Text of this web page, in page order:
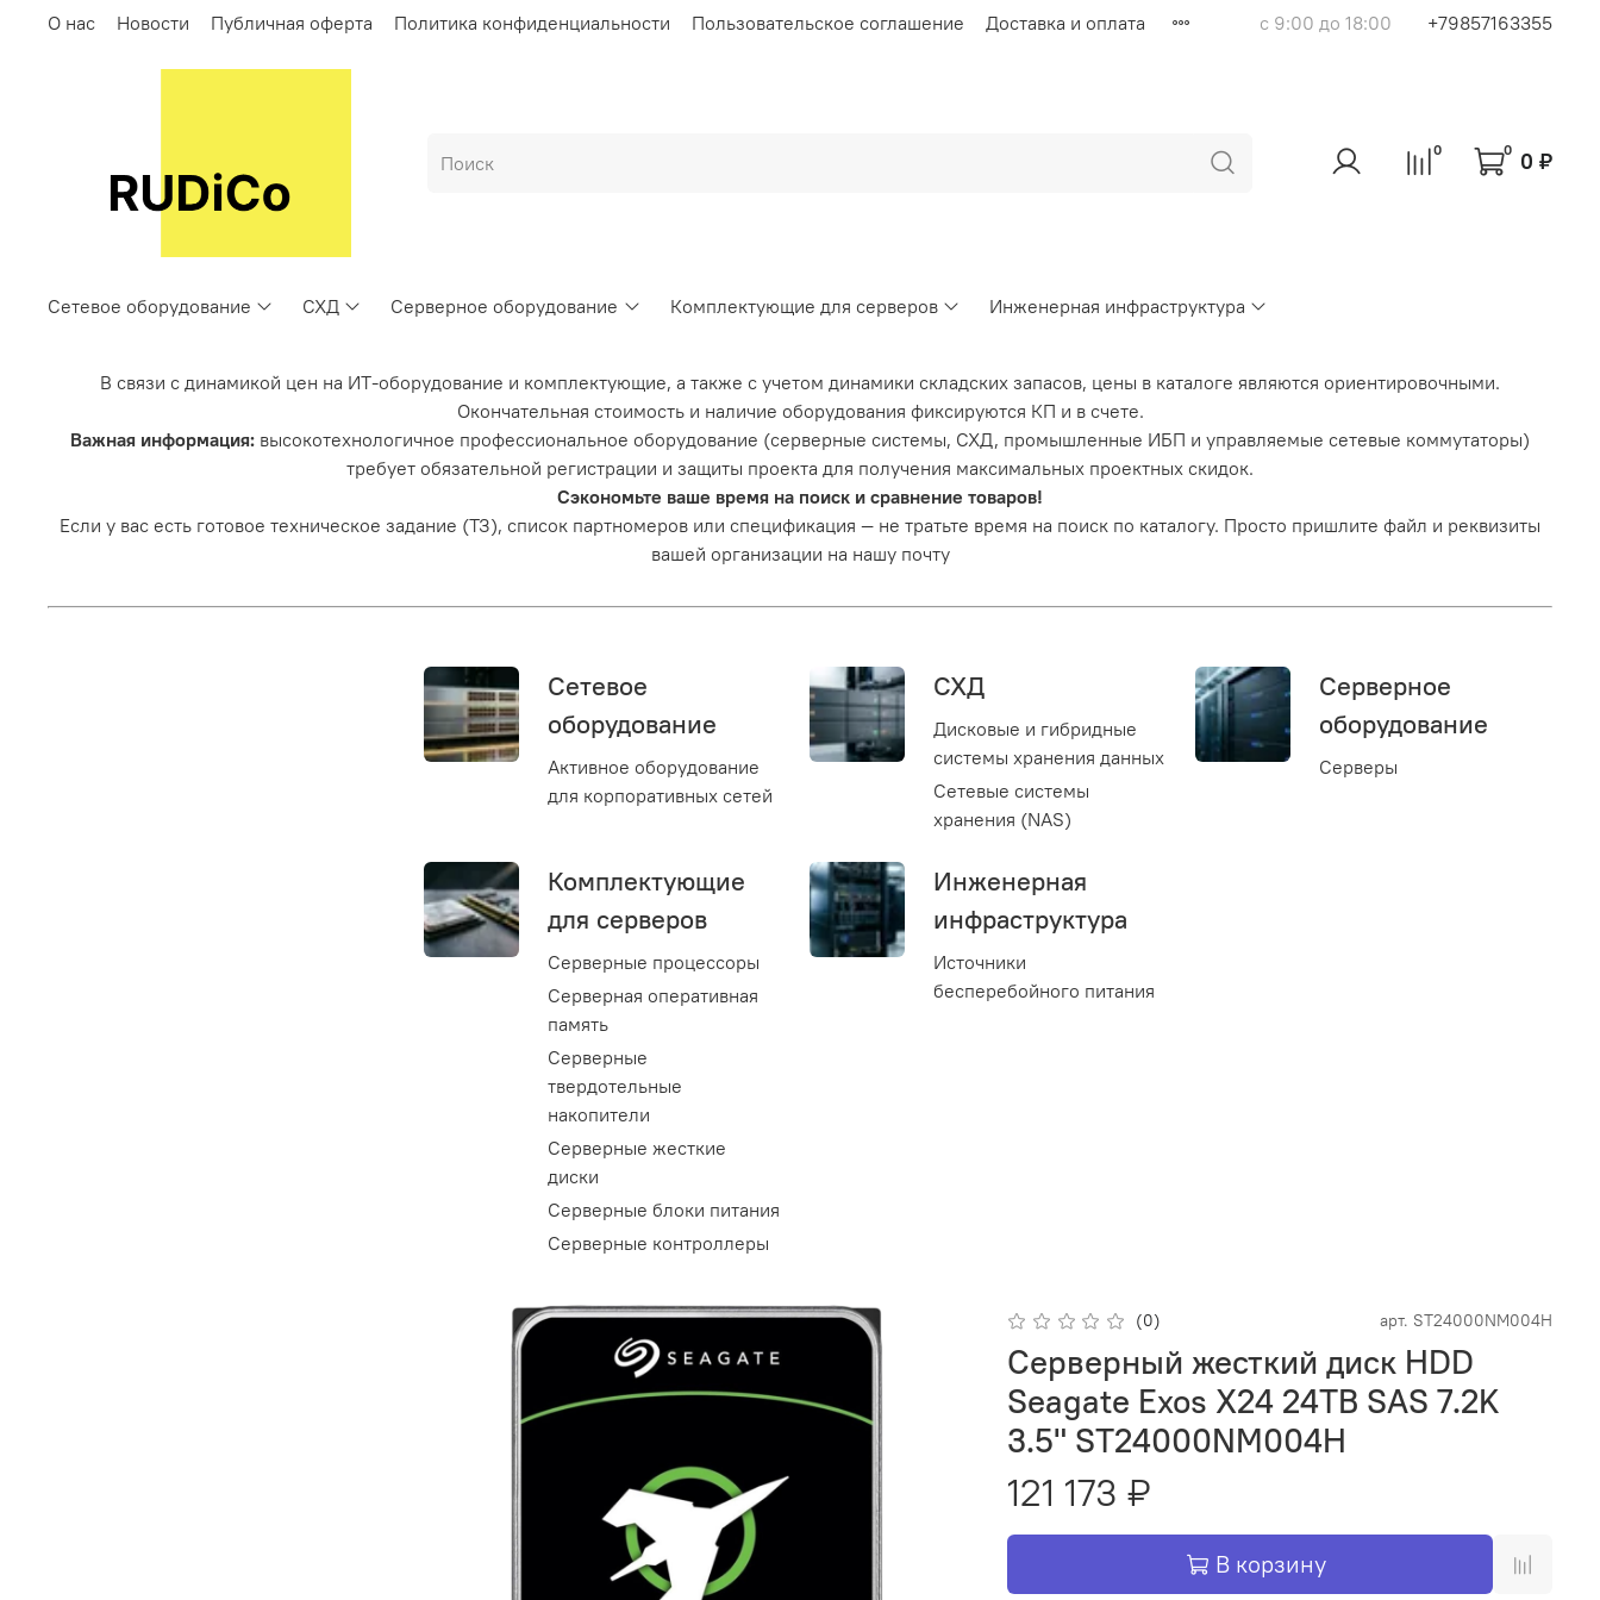
О нас Новости Публичная оферта Политика конфиденциальности Пользовательское соглашение Доставка и оплата с 9:00 до 18:00 +79857163355
0 0 0 ₽
Сетевое оборудование СХД Серверное оборудование Комплектующие для серверов Инженерная инфраструктура
В связи с динамикой цен на ИТ-оборудование и комплектующие, а также с учетом динамики складских запасов, цены в каталоге являются ориентировочными.
Окончательная стоимость и наличие оборудования фиксируются КП и в счете.
Важная информация: высокотехнологичное профессиональное оборудование (серверные системы, СХД, промышленные ИБП и управляемые сетевые коммутаторы)
требует обязательной регистрации и защиты проекта для получения максимальных проектных скидок.
Сэкономьте ваше время на поиск и сравнение товаров!
Если у вас есть готовое техническое задание (ТЗ), список партномеров или спецификация — не тратьте время на поиск по каталогу. Просто пришлите файл и реквизиты
вашей организации на нашу почту
Сетевое
оборудование
Активное оборудование
для корпоративных сетей
СХД
Дисковые и гибридные
системы хранения данных
Сетевые системы
хранения (NAS)
Серверное
оборудование
Серверы
Комплектующие
для серверов
Серверные процессоры
Серверная оперативная
память
Серверные
твердотельные
накопители
Серверные жесткие
диски
Серверные блоки питания
Серверные контроллеры
Инженерная
инфраструктура
Источники
бесперебойного питания
(0) арт. ST24000NM004H
Серверный жесткий диск HDD
Seagate Exos X24 24TB SAS 7.2K
3.5" ST24000NM004H
121 173 ₽
В корзину